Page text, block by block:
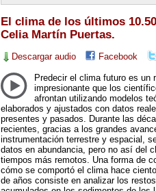
El clima de los últimos
Celia Martín Puertas.
Descargar audio Facebook
Predecir el clima futuro es un
impresionante que los
afrontan utilizando modelos
elaborados y ajustados con datos
presentes y pasados. Durante las
recientes, gracias a los grandes
instrumentación terrestre y espacial,
datos en abundancia, pero no así del
tiempos más remotos. Una forma de
cómo se comportó el clima hace
de años consiste en analizar los restos